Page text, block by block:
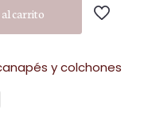
carrito
y colchones